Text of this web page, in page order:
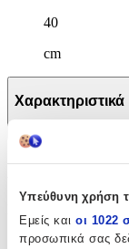
Υπεύθυνη χρήση
Εμείς και οι 1022
προσωπικά σας
40
cm
Χαρακτηριστικά
Polo